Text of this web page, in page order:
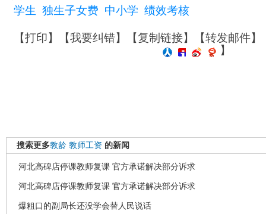
学生 独生子女费 中小学 绩效考核
【打印】【我要纠错】【复制链接】【转发邮件】
】
搜索更多教龄 教师工资 的新闻
河北高碑店停课教师复课 官方承诺解决部分诉求
河北高碑店停课教师复课 官方承诺解决部分诉求
爆粗口的副局长还没学会替人民说话